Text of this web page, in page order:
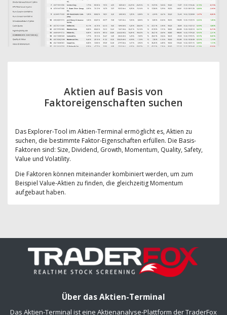
Aktien auf Basis von
Faktoreigenschaften suchen
Das Explorer-Tool im Aktien-Terminal ermöglicht es, Aktien zu
suchen, die bestimmte Faktor-Eigenschaften erfüllen. Die Basis-
Faktoren sind: Size, Dividend, Growth, Momentum, Quality, Safety,
Value und Volatility.
Die Faktoren können miteinander kombiniert werden, um zum
Beispiel Value-Aktien zu finden, die gleichzeitig Momentum
aufgebaut haben.
Über das Aktien-Terminal
Das Aktien-Terminal ist eine Aktienanalyse-Plattform der TraderFox